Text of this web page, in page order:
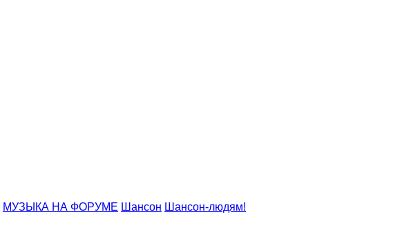
МУЗЫКА НА ФОРУМЕ Шансон Шансон-людям!